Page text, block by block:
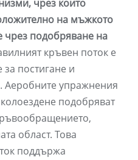
чрез които
на мъжкото
чрез подобряване на
кръвен поток е
постигане и
Аеробните упражнения
подобряват
област. Това
поддържа